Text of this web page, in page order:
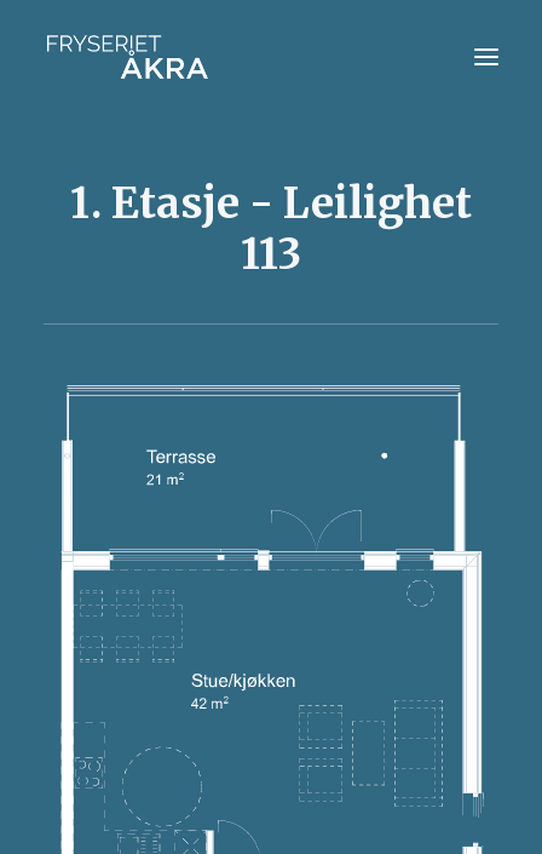
HJEM1. Etasje - Leilighet
113